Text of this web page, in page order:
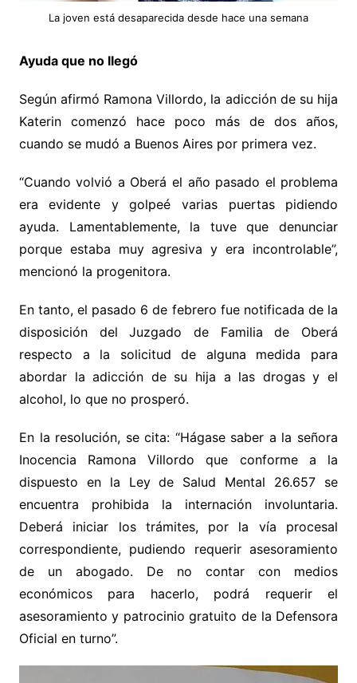
La joven está desaparecida desde hace una semana
Ayuda que no llegó
Según afirmó Ramona Villordo, la adicción de su hija
Katerin comenzó hace poco más de dos años,
cuando se mudó a Buenos Aires por primera vez.
“Cuando volvió a Oberá el año pasado el problema
era evidente y golpeé varias puertas pidiendo
ayuda. Lamentablemente, la tuve que denunciar
porque estaba muy agresiva y era incontrolable”,
mencionó la progenitora.
En tanto, el pasado 6 de febrero fue notificada de la
disposición del Juzgado de Familia de Oberá
respecto a la solicitud de alguna medida para
abordar la adicción de su hija a las drogas y el
alcohol, lo que no prosperó.
En la resolución, se cita: “Hágase saber a la señora
Inocencia Ramona Villordo que conforme a la
dispuesto en la Ley de Salud Mental 26.657 se
encuentra prohibida la internación involuntaria.
Deberá iniciar los trámites, por la vía procesal
correspondiente, pudiendo requerir asesoramiento
de un abogado. De no contar con medios
económicos para hacerlo, podrá requerir el
asesoramiento y patrocinio gratuito de la Defensora
Oficial en turno”.